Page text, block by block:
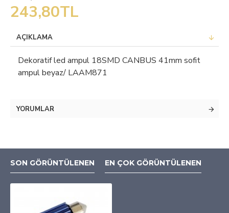
243,80TL
AÇIKLAMA
Dekoratif led ampul 18SMD CANBUS 41mm sofit
ampul beyaz/ LAAM871
YORUMLAR
SON GÖRÜNTÜLENEN EN ÇOK GÖRÜNTÜLENEN